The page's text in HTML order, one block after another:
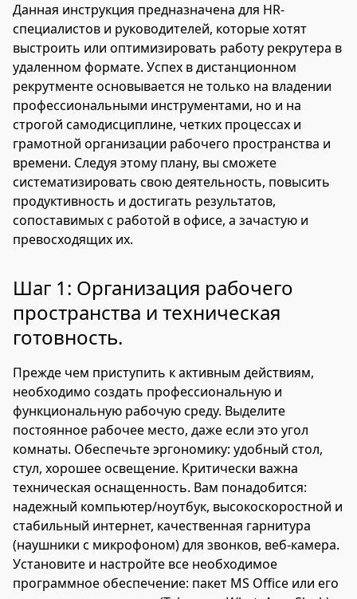
Данная инструкция предназначена для HR-
специалистов и руководителей, которые хотят
выстроить или оптимизировать работу рекрутера в
удаленном формате. Успех в дистанционном
рекрутменте основывается не только на владении
профессиональными инструментами, но и на
строгой самодисциплине, четких процессах и
грамотной организации рабочего пространства и
времени. Следуя этому плану, вы сможете
систематизировать свою деятельность, повысить
продуктивность и достигать результатов,
сопоставимых с работой в офисе, а зачастую и
превосходящих их.
Шаг 1: Организация рабочего
пространства и техническая
готовность.
Прежде чем приступить к активным действиям,
необходимо создать профессиональную и
функциональную рабочую среду. Выделите
постоянное рабочее место, даже если это угол
комнаты. Обеспечьте эргономику: удобный стол,
стул, хорошее освещение. Критически важна
техническая оснащенность. Вам понадобится:
надежный компьютер/ноутбук, высокоскоростной и
стабильный интернет, качественная гарнитура
(наушники с микрофоном) для звонков, веб-камера.
Установите и настройте все необходимое
программное обеспечение: пакет MS Office или его